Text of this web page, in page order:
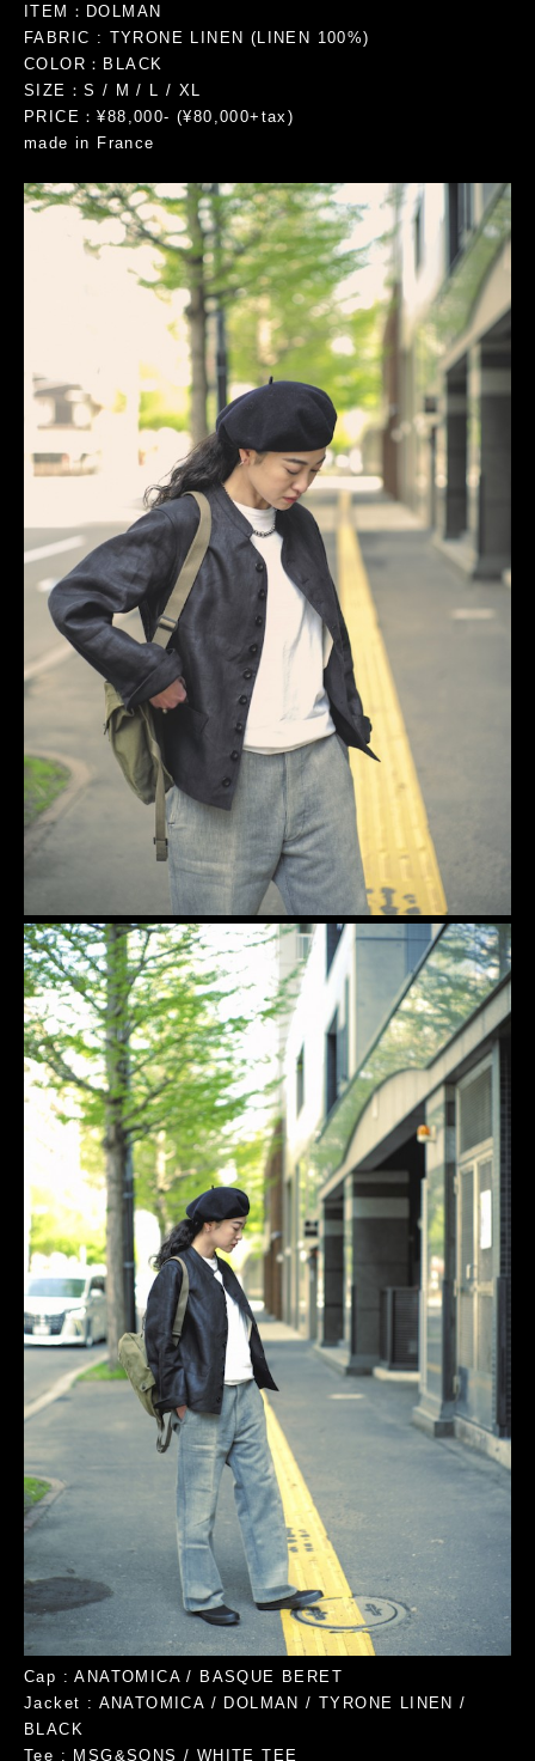
ITEM：DOLMAN
FABRIC : TYRONE LINEN (LINEN 100%)
COLOR：BLACK
SIZE：S / M / L / XL
PRICE：¥88,000- (¥80,000+tax)
made in France
Cap : ANATOMICA / BASQUE BERET
Jacket : ANATOMICA / DOLMAN / TYRONE LINEN /
BLACK
Tee : MSG&SONS / WHITE TEE